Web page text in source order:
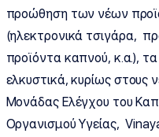
προώθηση των νέων
(ηλεκτρονικά τσιγάρα,
προϊόντα καπνού, κ.α.), τα
ελκυστικά, κυρίως στους
Μονάδας Ελέγχου του
Οργανισμού Υγείας,